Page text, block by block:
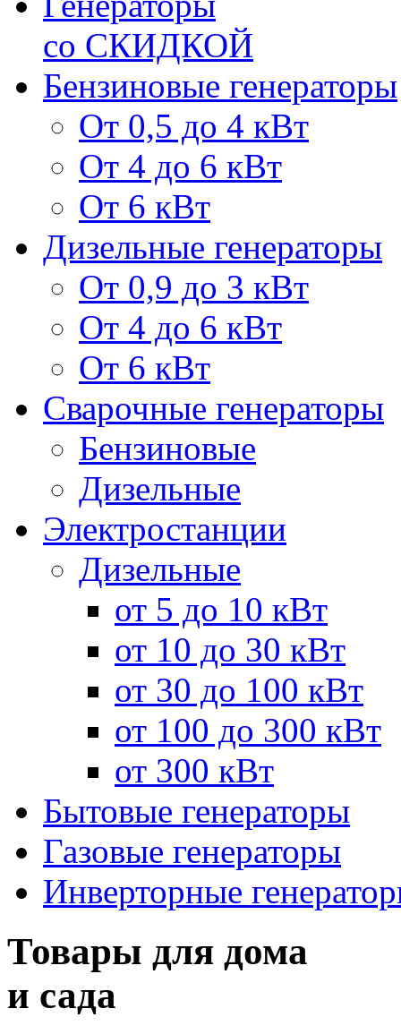
со СКИДКОЙ
Бензиновые генераторы
От 0,5 до 4 кВт
От 4 до 6 кВт
От 6 кВт
Дизельные генераторы
От 0,9 до 3 кВт
От 4 до 6 кВт
От 6 кВт
Сварочные генераторы
Бензиновые
Дизельные
Электростанции
Дизельные
от 5 до 10 кВт
от 10 до 30 кВт
от 30 до 100 кВт
от 100 до 300 кВт
от 300 кВт
Бытовые генераторы
Газовые генераторы
Инверторные
Товары для дома
и сада